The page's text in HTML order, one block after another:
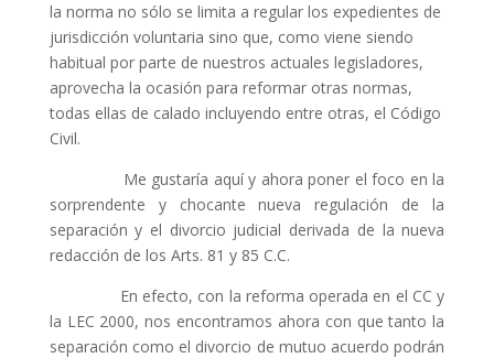
la norma no sólo se limita a regular los expedientes de
jurisdicción voluntaria sino que, como viene siendo
habitual por parte de nuestros actuales legisladores,
aprovecha la ocasión para reformar otras normas,
todas ellas de calado incluyendo entre otras, el Código
Civil.
Me gustaría aquí y ahora poner el foco en la
sorprendente y chocante nueva regulación de la
separación y el divorcio judicial derivada de la nueva
redacción de los Arts. 81 y 85 C.C.
En efecto, con la reforma operada en el CC y
la LEC 2000, nos encontramos ahora con que tanto la
separación como el divorcio de mutuo acuerdo podrán